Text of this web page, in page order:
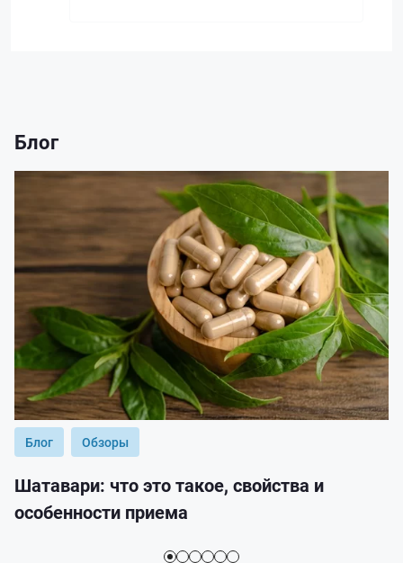
Блог
Блог Обзоры
Шатавари: что это такое, свойства и
особенности приема